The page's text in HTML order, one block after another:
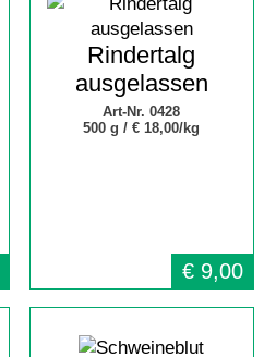
Rindertalg
ausgelassen
Art-Nr. 0428
500 g /€ 18,00/kg
€ 9,00